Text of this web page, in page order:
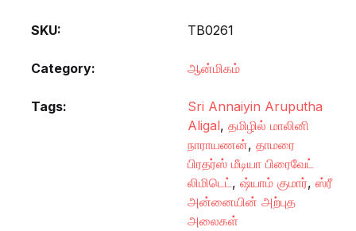
SKU: TB0261
Category: ஆன்மிகம்
Tags:
Sri Annaiyin Aruputha
Aligal, தமிழில் மாலினி
நாராயணன், தாமரை
பிரதர்ஸ் மீடியா பிரைவேட்
லிமிடெட் , ஷ்யாம் குமார், ஸ்ரீ
அன்னையின் அற்புத
அலைகள்